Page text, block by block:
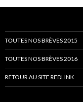
TOUTES NOS BRÈVES 2015
TOUTES NOS BRÈVES 2016
RETOUR AU SITE REDLINK